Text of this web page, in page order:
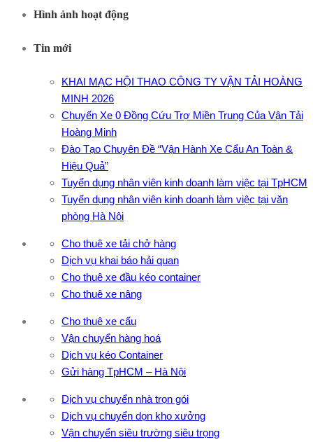
Hình ảnh hoạt động
Tin mới
KHAI MẠC HỘI THAO CÔNG TY VẬN TẢI HOÀNG
MINH 2026
Chuyến Xe 0 Đồng Cứu Trợ Miền Trung Của Vận Tải
Hoàng Minh
Đào Tạo Chuyên Đề “Vận Hành Xe Cẩu An Toàn &
Hiệu Quả”
Tuyển dụng nhân viên kinh doanh làm việc tại TpHCM
Tuyển dụng nhân viên kinh doanh làm việc tại văn
phòng Hà Nội
Cho thuê xe tải chở hàng
Dịch vụ khai báo hải quan
Cho thuê xe đầu kéo container
Cho thuê xe nâng
Cho thuê xe cẩu
Vận chuyển hàng hoá
Dịch vụ kéo Container
Gửi hàng TpHCM – Hà Nội
Dịch vụ chuyển nhà trọn gói
Dịch vụ chuyển dọn kho xưởng
Vận chuyển siêu trường siêu trọng